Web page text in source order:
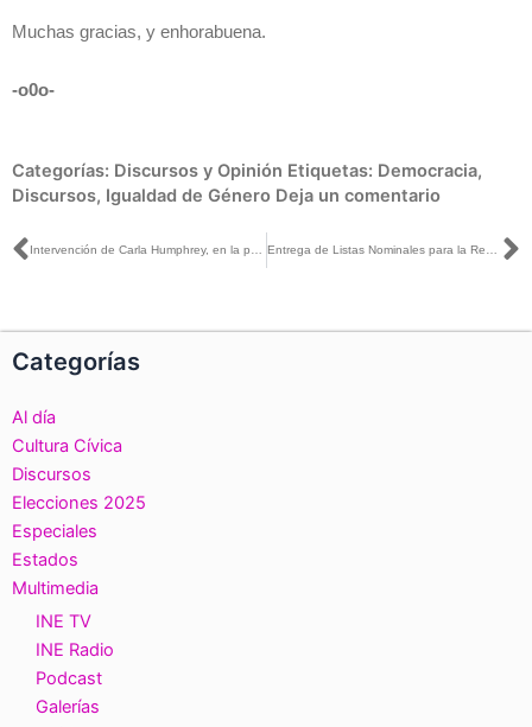
Muchas gracias, y enhorabuena.
-o0o-
Categorías: Discursos y Opinión Etiquetas: Democracia,
Discursos, Igualdad de Género Deja un comentario
Ant
Categorías
Al día
Cultura Cívica
Discursos
Elecciones 2025
Especiales
Estados
Multimedia
INE TV
INE Radio
Podcast
Galerías